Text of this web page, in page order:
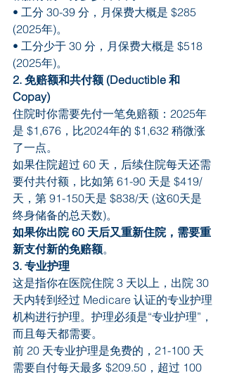
• 工分 30-39 分，月保费大概是 $285
(2025年)。
• 工分少于 30 分，月保费大概是 $518
(2025年)。
2. 免赔额和共付额 (Deductible 和
Copay)
住院时你需要先付一笔免赔额：2025年
是 $1,676，比2024年的 $1,632 稍微涨
了一点。
如果住院超过 60 天，后续住院每天还需
要付共付额，比如第 61-90 天是 $419/
天，第 91-150天是 $838/天 (这60天是
终身储备的总天数)。
如果你出院 60 天后又重新住院，需要重
新支付新的免赔额。
3. 专业护理
这是指你在医院住院 3 天以上，出院 30
天内转到经过 Medicare 认证的专业护理
机构进行护理。护理必须是“专业护理”，
而且每天都需要。
前 20 天专业护理是免费的，21-100 天
需要自付每天最多 $209.50，超过 100